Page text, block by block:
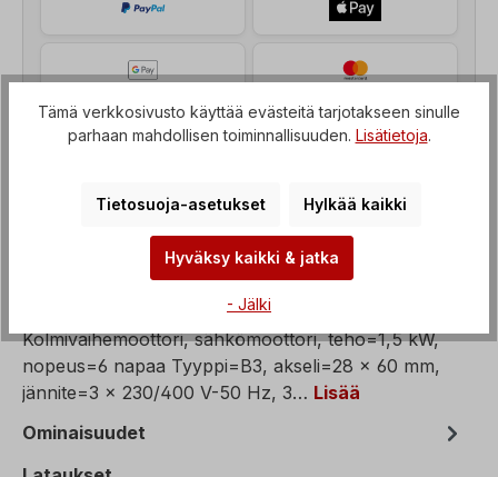
Kolmivaihemoottori, sähkömoottori, teho=1,5 kW,
nopeus=6 napaa Tyyppi=B3, akseli=28 x 60 mm,
jännite=3 x 230/400 V-50 Hz, 3… Lisää
Ominaisuudet
Tämä verkkosivusto käyttää evästeitä tarjotakseen sinulle
parhaan mahdollisen toiminnallisuuden. Lisätietoja.
Tietosuoja-asetukset Hylkää kaikki
Hyväksy kaikki & jatka
- Jälki